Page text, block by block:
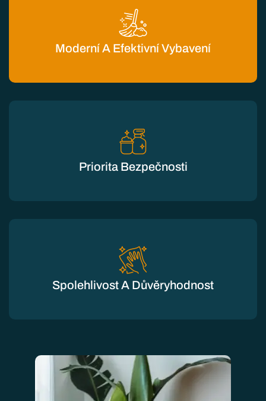
Moderní A Efektivní Vybavení
Priorita Bezpečnosti
Spolehlivost A Důvěryhodnost